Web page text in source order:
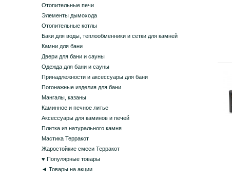
Отопительные печи
Элементы дымохода
Отопительные котлы
Баки для воды, теплообменники и сетки для камней
Камни для бани
Двери для бани и сауны
Одежда для бани и сауны
Принадлежности и аксессуары для бани
Погонажные изделия для бани
Мангалы, казаны
Каминное и печное литье
Аксессуары для каминов и печей
Плитка из натурального камня
Мастика Терракот
Жаростойкие смеси Терракот
♥ Популярные товары
◄ Товары на акции